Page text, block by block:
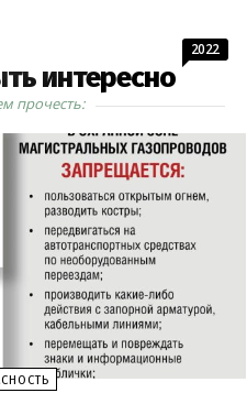
интересно
2022
прочесть: